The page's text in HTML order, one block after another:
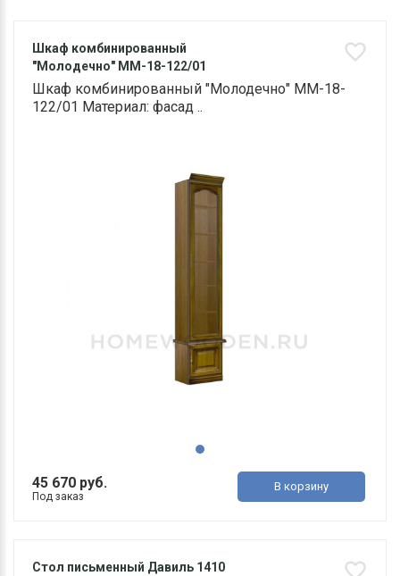
Шкаф комбинированный
"Молодечно" ММ-18-122/01
Шкаф комбинированный "Молодечно" ММ-18-
122/01 Материал: фасад ..
45 670 руб.
Под заказ
В корзину
Стол письменный Давиль 1410